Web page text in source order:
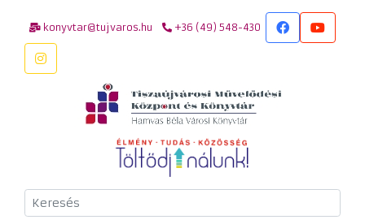
konyvtar@tujvaros.hu +36 (49) 548-430
Keresés